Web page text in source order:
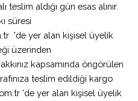
aldığı gün esas alınır.
süresi
'de yer alan kişisel üyelik
üzerinden
kapsamında öngörülen
teslim edildiği kargo
'de yer alan kişisel üyelik